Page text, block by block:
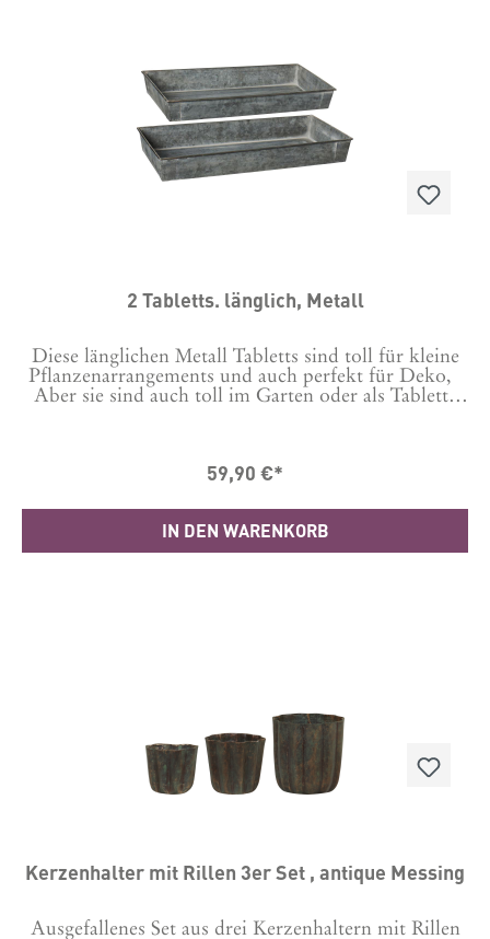
2 Tabletts. länglich, Metall
Diese länglichen Metall Tabletts sind toll für kleine
Pflanzenarrangements und auch perfekt für Deko,
Aber sie sind auch toll im Garten oder als Tabletts
B: 33.2 H: 7.5 L: 57 Material: MetallBitte nur mit
gut abtrocknen, -Rostgefahr.Hergestellt in China
59,90 €*
IN DEN WARENKORB
Kerzenhalter mit Rillen 3er Set , antique Messing
Ausgefallenes Set aus drei Kerzenhaltern mit Rillen